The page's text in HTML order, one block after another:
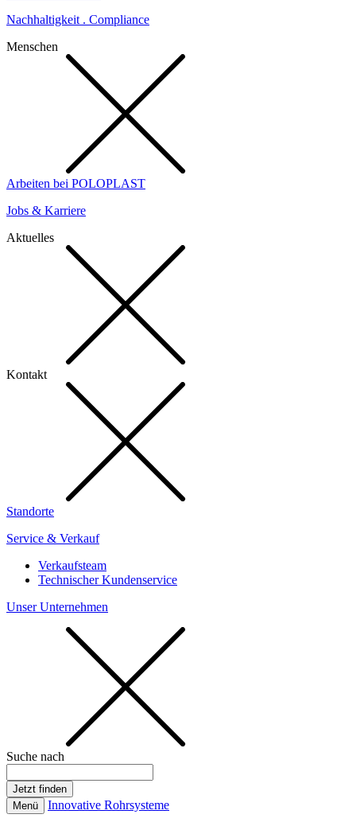
Nachhaltigkeit . Compliance
Menschen
Arbeiten bei POLOPLAST
Jobs & Karriere
Aktuelles
Kontakt
Standorte
Service & Verkauf
Verkaufsteam
Technischer Kundenservice
Unser Unternehmen
Suche nach
Menü Innovative Rohrsysteme